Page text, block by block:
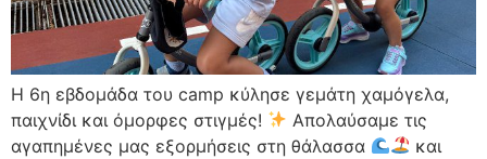
Η 6η εβδομάδα του camp κύλησε γεμάτη χαμόγελα,
παιχνίδι και όμορφες στιγμές!
Απολαύσαμε τις
αγαπημένες μας εξορμήσεις στη θάλασσα
και